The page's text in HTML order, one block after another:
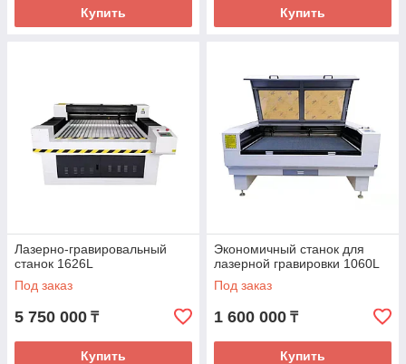
Купить Купить
Лазерно-гравировальный
станок 1626L
Под заказ
5 750 000 ₸
Купить
Экономичный станок для
лазерной гравировки 1060L
Под заказ
1 600 000 ₸
Купить